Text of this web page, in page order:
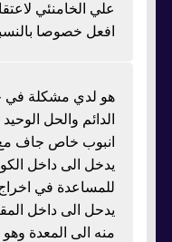
علي الخامنئي
افعل خصوصا
هو لدي مشكلة في
الدائم والحل
انبوب خاص جاف
يدخل الى داخل
للمساعدة في اخراج
يدحل الى داخل
منه الى المعدة